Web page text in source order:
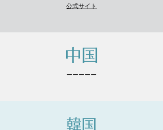
公式サイト
中国
ーーーーー
韓国